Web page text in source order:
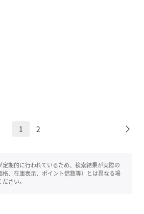
1 2
期的に行われているため、検索結果が実際の
格、在庫表示、ポイント倍数等）とは異なる場
さい。